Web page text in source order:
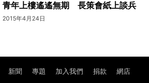
青年上樓遙遙無期 長策會紙上談兵
2015年4月24日
新聞 專題 加入我們 捐款 網店